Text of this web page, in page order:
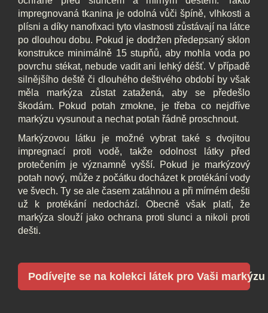
impregnovaná tkanina je odolná vůči špíně, vlhkosti a
plísni a díky nanofixaci tyto vlastnosti zůstávají na látce
po dlouhou dobu. Pokud je dodržen předepsaný sklon
konstrukce minimálně 15 stupňů, aby mohla voda po
povrchu stékat, nebude vadit ani lehký déšť. V případě
silnějšího deště či dlouhého deštivého období by však
měla markýza zůstat zatažená, aby se předešlo
škodám. Pokud potah zmokne, je třeba co nejdříve
markýzu vysunout a nechat potah řádně proschnout.
Markýzovou látku je možné vybrat také s dvojitou
impregnací proti vodě, takže odolnost látky před
protečením je významně vyšší. Pokud je markýzový
potah nový, může z počátku docházet k protékání vody
ve švech. Ty se ale časem zatáhnou a při mírném dešti
už k protékání nedochází. Obecně však platí, že
markýza slouží jako ochrana proti slunci a nikoli proti
dešti.
Podívejte se na kolekci látek pro Vaši markýzu